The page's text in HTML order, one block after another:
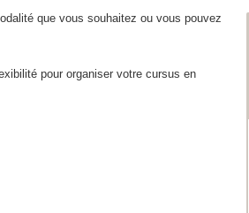
que vous souhaitez ou vous pouvez
pour organiser votre cursus en